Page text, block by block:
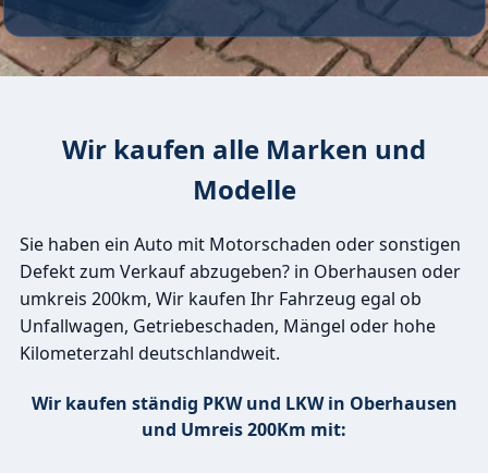
Wir kaufen alle Marken und
Modelle
Sie haben ein Auto mit Motorschaden oder sonstigen
Defekt zum Verkauf abzugeben? in Oberhausen oder
umkreis 200km, Wir kaufen Ihr Fahrzeug egal ob
Unfallwagen, Getriebeschaden, Mängel oder hohe
Kilometerzahl deutschlandweit.
Wir kaufen ständig PKW und LKW in Oberhausen
und Umreis 200Km mit: